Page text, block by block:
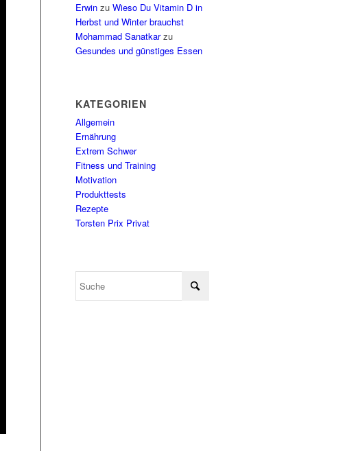
Erwin zuWieso Du Vitamin D in
Herbst und Winter brauchst
Mohammad Sanatkarzu
Gesundes und günstiges Essen
KATEGORIEN
Allgemein
Ernährung
Extrem Schwer
Fitness und Training
Motivation
Produkttests
Rezepte
Torsten Prix Privat